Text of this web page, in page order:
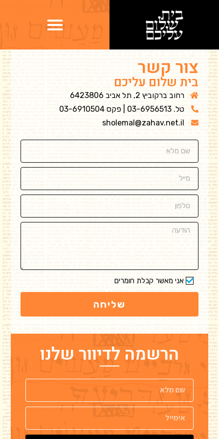
צור קשר
בית שלום עליכם
רחוב ברקוביץ 2, תל אביב 6423806
טל. 03-6956513 | פקס 03-6910504
sholemal@zahav.net.il
אני מאשר קבלת חומרים
שליחה
הרשמה לדיוור שלנו